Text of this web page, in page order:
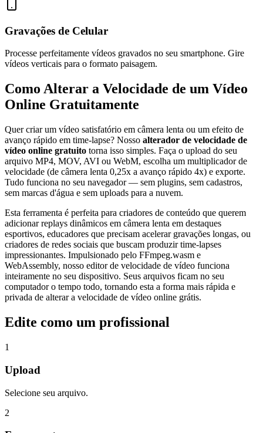
Gravações de Celular
Processe perfeitamente vídeos gravados no seu smartphone. Gire
vídeos verticais para o formato paisagem.
Como Alterar a Velocidade de um Vídeo
Online Gratuitamente
Quer criar um vídeo satisfatório em câmera lenta ou um efeito de
avanço rápido em time-lapse? Nosso alterador de velocidade de
vídeo online gratuito torna isso simples. Faça o upload do seu
arquivo MP4, MOV, AVI ou WebM, escolha um multiplicador de
velocidade (de câmera lenta 0,25x a avanço rápido 4x) e exporte.
Tudo funciona no seu navegador — sem plugins, sem cadastros,
sem marcas d'água e sem uploads para a nuvem.
Esta ferramenta é perfeita para criadores de conteúdo que querem
adicionar replays dinâmicos em câmera lenta em destaques
esportivos, educadores que precisam acelerar gravações longas, ou
criadores de redes sociais que buscam produzir time-lapses
impressionantes. Impulsionado pelo FFmpeg.wasm e
WebAssembly, nosso editor de velocidade de vídeo funciona
inteiramente no seu dispositivo. Seus arquivos ficam no seu
computador o tempo todo, tornando esta a forma mais rápida e
privada de alterar a velocidade de vídeo online grátis.
Edite como um profissional
1
Upload
Selecione seu arquivo.
2